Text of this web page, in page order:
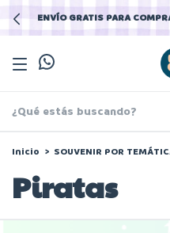
ENVÍO GRATIS PARA
Inicio > SOUVENIR POR
Piratas